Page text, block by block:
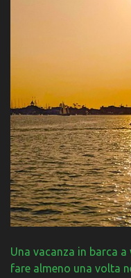
Una vacanza in barca a
fare almeno una volta